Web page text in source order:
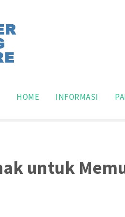
for:
HOME INFORMASI
untuk